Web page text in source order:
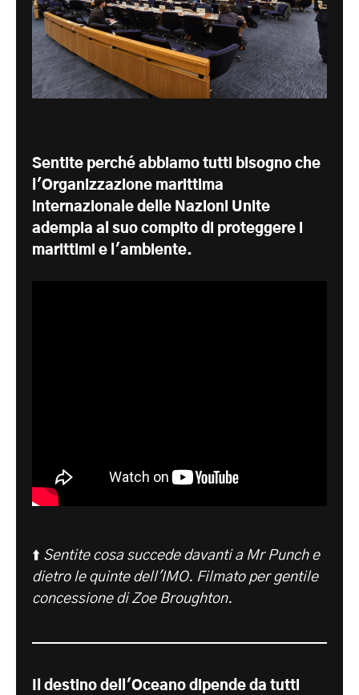
Sentite perché abbiamo tutti bisogno che
l'Organizzazione marittima
internazionale delle Nazioni Unite
adempia al suo compito di proteggere i
marittimi e l'ambiente.
⬆️ Sentite cosa succede davanti a Mr Punch e
dietro le quinte dell'IMO. Filmato per gentile
concessione di Zoe Broughton.
Il destino dell'Oceano dipende da tutti